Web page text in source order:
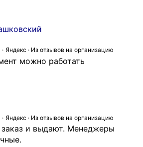
Яндекс · Из отзывов на организацию
можно работать
Яндекс · Из отзывов на организацию
и выдают. Менеджеры